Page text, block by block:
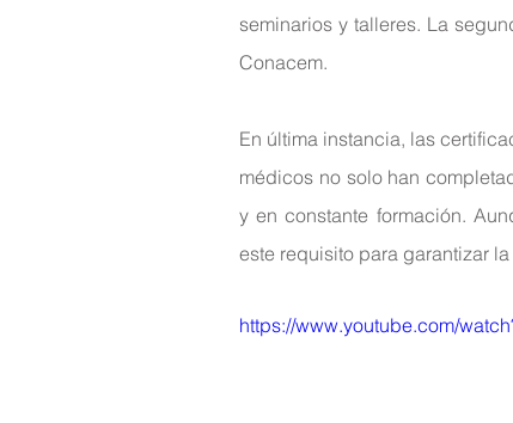
seminarios y talleres. La
Conacem.
En última instancia, las
médicos no solo han
y en constante formación.
este requisito para garantizar
https://www.youtube.com/